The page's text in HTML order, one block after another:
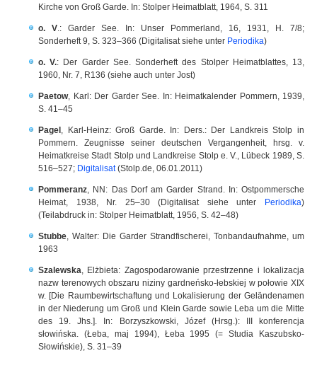
Kirche von Groß Garde. In: Stolper Heimatblatt, 1964, S. 311
o. V .: Garder See. In: Unser Pommerland, 16, 1931, H. 7/8;
Sonderheft 9, S. 323–366 (Digitalisat siehe unter Periodika)
o. V.: Der Garder See. Sonderheft des Stolper Heimatblattes, 13,
1960, Nr. 7, R136 (siehe auch unter Jost)
Paetow, Karl: Der Garder See. In: Heimatkalender Pommern, 1939,
S. 41–45
Pagel , Karl-Heinz: Groß Garde. In: Ders.: Der Landkreis Stolp in
Pommern. Zeugnisse seiner deutschen Vergangenheit, hrsg. v.
Heimatkreise Stadt Stolp und Landkreise Stolp e. V., Lübeck 1989, S.
516–527; Digitalisat(Stolp.de, 06.01.2011)
Pommeranz , NN: Das Dorf am Garder Strand. In: Ostpommersche
Heimat, 1938, Nr. 25–30 (Digitalisat siehe unter Periodika)
(Teilabdruck in: Stolper Heimatblatt, 1956, S. 42–48)
Stubbe , Walter: Die Garder Strandfischerei, Tonbandaufnahme, um
1963
Szalewska , Elżbieta: Zagospodarowanie przestrzenne i lokalizacja
nazw terenowych obszaru niziny gardneńsko-łebskiej w połowie XIX
w. [Die Raumbewirtschaftung und Lokalisierung der Geländenamen
in der Niederung um Groß und Klein Garde sowie Leba um die Mitte
des 19. Jhs.]. In: Borzyszkowski, Józef (Hrsg.): III konferencja
słowińska. (Łeba, maj 1994), Łeba 1995 (= Studia Kaszubsko-
Słowińskie), S. 31–39